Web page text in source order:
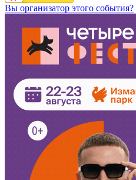
Вы организатор этого события?